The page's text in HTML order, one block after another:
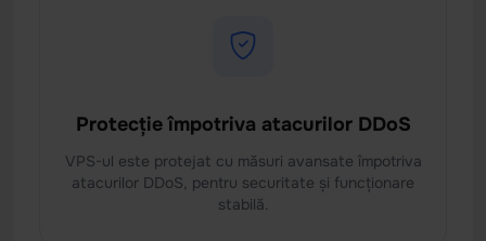
Protecție împotriva atacurilor DDoS
VPS-ul este protejat cu măsuri avansate împotriva
atacurilor DDoS, pentru securitate și funcționare
stabilă.